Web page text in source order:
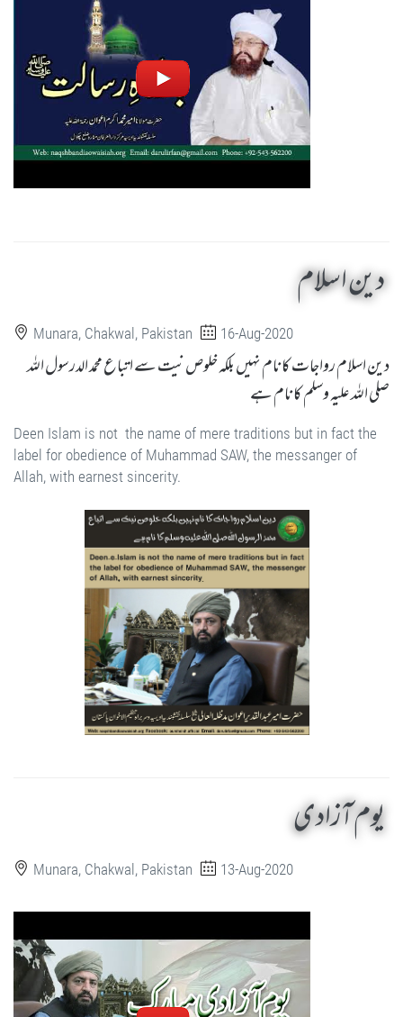
دین اسلام
Munara, Chakwal, Pakistan 16-Aug-2020
دین اسلام رواجات کا نام نہیں بلکہ خلوص نیت سے اتباع محمد الدرسول اللہ
صلی اللہ علیہ وسلم کا نام ہے
Deen Islam is not the name of mere traditions but in fact the
label for obedience of Muhammad SAW, the messanger of
Allah, with earnest sincerity.
یوم آزادی
Munara, Chakwal, Pakistan 13-Aug-2020